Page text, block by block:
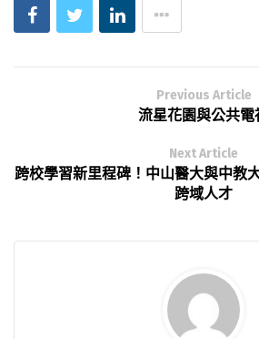
Previous Article
流星花園與公共電
Next Article
跨校學習新里程碑！中山醫大與中教
跨域人才